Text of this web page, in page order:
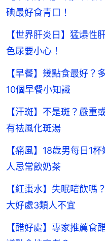
碘最好食青口！
【世界肝炎日】猛爆性
色尿要小心！
【早餐】幾點食最好？
10個早餐小知識
【汗斑】不是斑？嚴
有袪風化斑湯
【痛風】18歲男每日1
人忌常飲奶茶
【紅棗水】失眠啱飲嗎
大好處3類人不宜
【醋好處】專家推薦